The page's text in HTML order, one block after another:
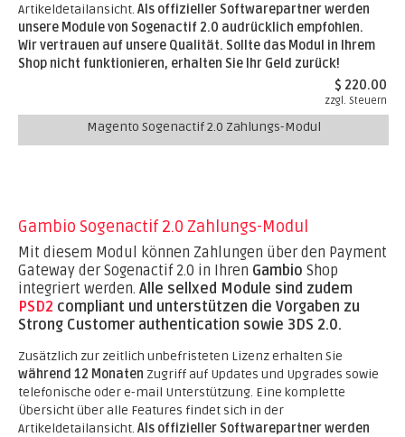
Artikeldetailansicht. Als offizieller Softwarepartner werden
unsere Module von Sogenactif 2.0 audrücklich empfohlen.
Wir vertrauen auf unsere Qualität. Sollte das Modul in Ihrem
Shop nicht funktionieren, erhalten Sie Ihr Geld zurück!
$ 220.00
zzgl. Steuern
Magento Sogenactif 2.0 Zahlungs-Modul
Gambio Sogenactif 2.0 Zahlungs-Modul
Mit diesem Modul können Zahlungen über den Payment
Gateway der Sogenactif 2.0 in Ihren Gambio Shop
integriert werden. Alle sellxed Module sind zudem
PSD2 compliant und unterstützen die Vorgaben zu
Strong Customer authentication sowie 3DS 2.0.
Zusätzlich zur zeitlich unbefristeten Lizenz erhalten Sie
während 12 Monaten Zugriff auf Updates und Upgrades sowie
telefonische oder e-mail Unterstützung. Eine komplette
Übersicht über alle Features findet sich in der
Artikeldetailansicht. Als offizieller Softwarepartner werden